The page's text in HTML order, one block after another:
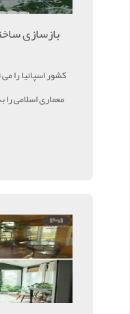
بازسازی
کشور اسپانیا را
معماری اسلامی